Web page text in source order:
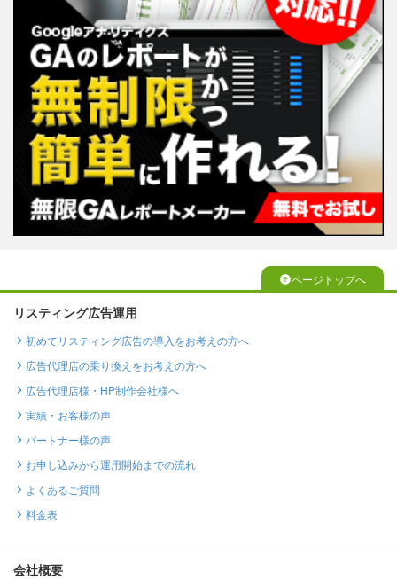
ページトップへ
リスティング広告運用
初めてリスティング広告の導入をお考えの方へ
広告代理店の乗り換えをお考えの方へ
広告代理店様・HP制作会社様へ
実績・お客様の声
パートナー様の声
お申し込みから運用開始までの流れ
よくあるご質問
料金表
会社概要